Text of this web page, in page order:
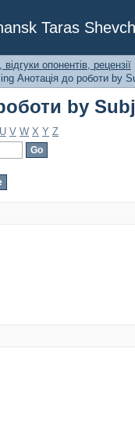
Taras
by
опонентів, рецензії
Анотація до роботи by
by
U V W X Y Z